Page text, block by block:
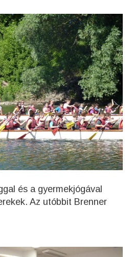
és a gyermekjógával
Az utóbbit Brenner